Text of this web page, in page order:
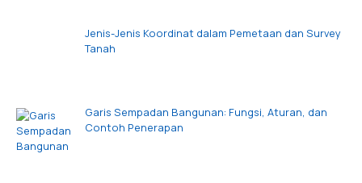
Jenis-Jenis Koordinat dalam Pemetaan dan Survey
Tanah
Garis Sempadan Bangunan: Fungsi, Aturan, dan
Contoh Penerapan